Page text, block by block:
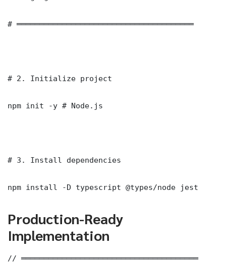
# ═══════════════════════════════════════
# 2. Initialize project
npm init -y # Node.js
# 3. Install dependencies
npm install -D typescript @types/node jest
Production-Ready
Implementation
// ═══════════════════════════════════════